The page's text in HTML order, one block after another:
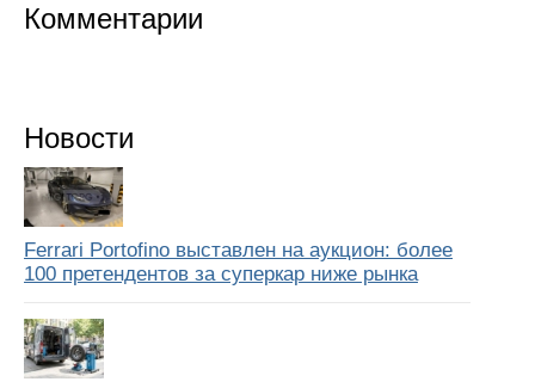
Комментарии
Новости
Ferrari Portofino выставлен на аукцион: более
100 претендентов за суперкар ниже рынка